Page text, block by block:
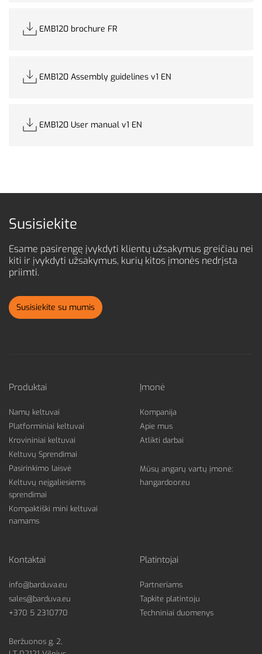
EMB120 brochure FR
EMB120 Assembly guidelines v1 EN
EMB120 User manual v1 EN
Susisiekite
Esame pasirengę įvykdyti klientų užsakymus greičiau nei
kiti ir įvykdyti užsakymus, kurių kitos įmonės nedrįsta
priimti.
Susisiekite su mumis
Produktai
Namų keltuvai
Platforminiai keltuvai
Krovininiai keltuvai
Keltuvų Sprendimai
Pasirinkimo laisvė
Keltuvų neįgaliesiems
sprendimai
Kompaktiški mini keltuvai
namams
Įmonė
Kompanija
Apie mus
Atlikti darbai
Mūsų angarų vartų įmonė:
hangardoor.eu
Kontaktai
info@barduva.eu
sales@barduva.eu
+370 5 2310770
Beržuonos g. 2,
Platintojai
Partneriams
Tapkite platintoju
Techniniai duomenys